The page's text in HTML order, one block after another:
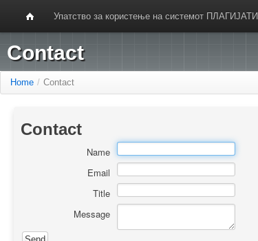
Упатство за користење на системот ПЛАГИЈАТИ
Contact
Home / Contact
Contact
Name
Email
Title
Message